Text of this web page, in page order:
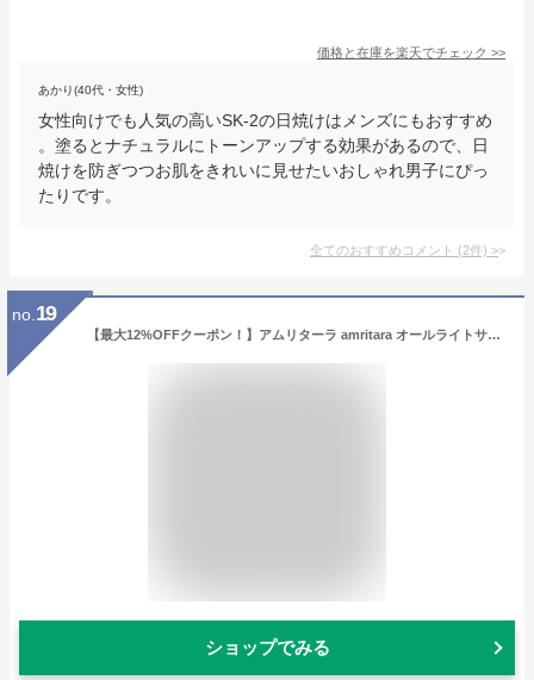
価格と在庫を楽天でチェック >>
あかり(40代・女性)
女性向けでも人気の高いSK-2の日焼けはメンズにもおすすめ
。塗るとナチュラルにトーンアップする効果があるので、日
焼けを防ぎつつお肌をきれいに見せたいおしゃれ男子にぴっ
たりです。
全てのおすすめコメント (2件) >
no. 19
【最大12%OFFクーポン！】アムリターラ amritara オールライトサンスクリーンクリーム SPF29 PA+++ 40g クリーム UVカット ブルーライト 化粧下地 紫外線 ノンケミカル
ショップでみる